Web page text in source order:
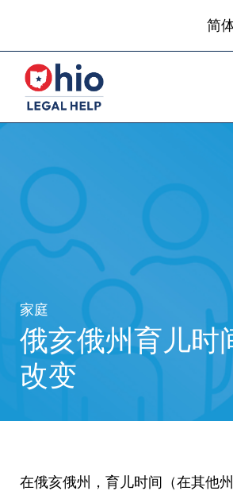
main
content
主
导
航
主
导
航
家庭
俄亥俄州育儿时
改变
在俄亥俄州，育儿时间（在其他